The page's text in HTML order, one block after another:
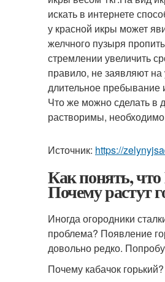
искать в интернете
у красной икры может
желчного пузыря
стремлении увеличить
правило, не заявляют
длительное пребывание
Что же можно сделать в
растворимы,
Источник: https://
Как понять,
Почему растут
Иногда огородники
проблема? Появление
довольно редко.
Почему кабачок горький?